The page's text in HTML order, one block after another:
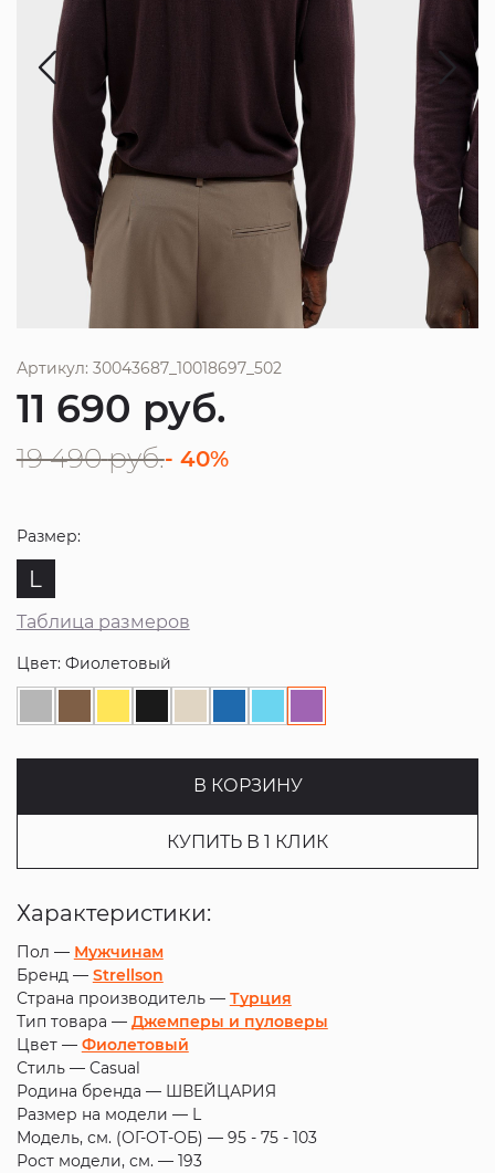
Артикул: 30043687_10018697_502
11 690 руб.
19 490 руб.- 40%
Размер:
L
Таблица размеров
Цвет: Фиолетовый
В КОРЗИНУ
КУПИТЬ В 1 КЛИК
Характеристики:
Пол — Мужчинам
Бренд — Strellson
Страна производитель — Турция
Тип товара — Джемперы и пуловеры
Цвет — Фиолетовый
Стиль — Casual
Родина бренда — ШВЕЙЦАРИЯ
Размер на модели — L
Модель, см. (ОГ-ОТ-ОБ) — 95 - 75 - 103
Рост модели, см. — 193